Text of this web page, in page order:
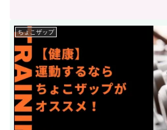
ちょこザップ